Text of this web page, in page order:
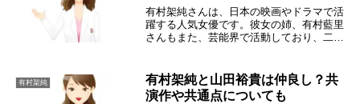
有村架純さんは、日本の映画やドラマで活
躍する人気女優です。彼女の姉、有村藍里
さんもまた、芸能界で活動しており、二人
になっており、ファンやメディアの間でも
注目を集めて...
有村架純
有村架純と山田裕貴は仲良し？共
演作や共通点についても